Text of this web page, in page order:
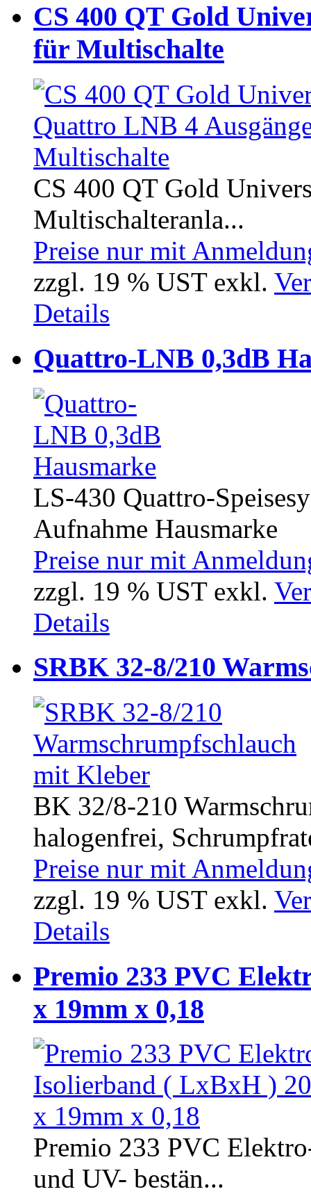
CS 400 QT Gold
für Multischalte
CS 400 QT Gold
Multischalteranla...
Preise nur mit
zzgl. 19 % UST exkl.
Details
Quattro-LNB 0,3dB
LS-430 Quattro-
Aufnahme Hausmarke
Preise nur mit
zzgl. 19 % UST exkl.
Details
SRBK 32-8/210
BK 32/8-210
halogenfrei,
Preise nur mit
zzgl. 19 % UST exkl.
Details
Premio 233 PVC
x 19mm x 0,18
Premio 233 PVC
und UV- bestän...